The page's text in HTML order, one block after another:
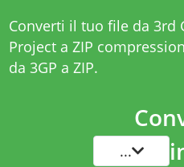
Converti il tuo file da 3rd
Project a ZIP
da 3GP a ZIP.
...